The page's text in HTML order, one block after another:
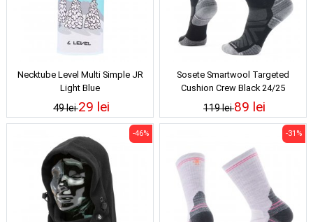
Necktube Level Multi Simple JR
Light Blue
49 lei29 lei
Sosete Smartwool Targeted
Cushion Crew Black 24/25
119 lei89 lei
-46% -31%